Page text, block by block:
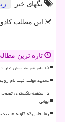
تگهای خبر:
این مطلب
تازه ترین
آیا علم هم به ایمان
تمدید مهلت ثبت نام
در منطقه خاکستری
جهانی
رما، جایی که گلوله ها